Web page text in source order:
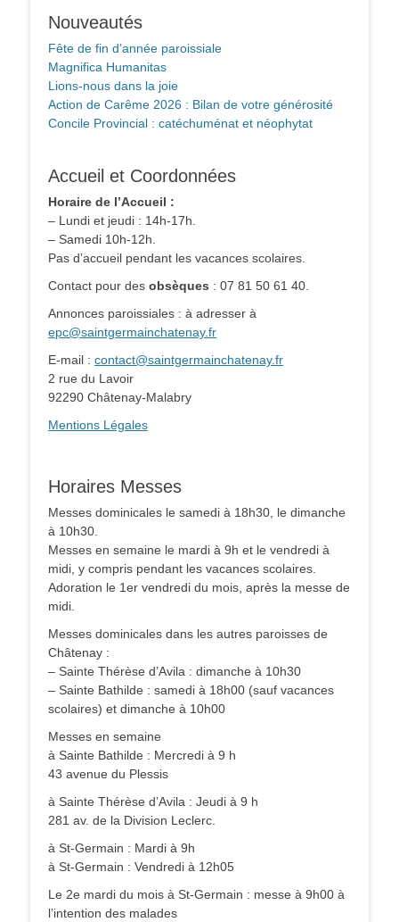
Nouveautés
Fête de fin d’année paroissiale
Magnifica Humanitas
Lions-nous dans la joie
Action de Carême 2026 : Bilan de votre générosité
Concile Provincial : catéchuménat et néophytat
Accueil et Coordonnées
Horaire de l’Accueil :
– Lundi et jeudi : 14h-17h.
– Samedi 10h-12h.
Pas d’accueil pendant les vacances scolaires.
Contact pour des obsèques : 07 81 50 61 40.
Annonces paroissiales : à adresser à
epc@saintgermainchatenay.fr
E-mail : contact@saintgermainchatenay.fr
2 rue du Lavoir
92290 Châtenay-Malabry
Mentions Légales
Horaires Messes
Messes dominicales le samedi à 18h30, le dimanche
à 10h30.
Messes en semaine le mardi à 9h et le vendredi à
midi, y compris pendant les vacances scolaires.
Adoration le 1er vendredi du mois, après la messe de
midi.
Messes dominicales dans les autres paroisses de
Châtenay :
– Sainte Thérèse d’Avila : dimanche à 10h30
– Sainte Bathilde : samedi à 18h00 (sauf vacances
scolaires) et dimanche à 10h00
Messes en semaine
à Sainte Bathilde : Mercredi à 9 h
43 avenue du Plessis
à Sainte Thérèse d’Avila : Jeudi à 9 h
281 av. de la Division Leclerc.
à St-Germain : Mardi à 9h
à St-Germain : Vendredi à 12h05
Le 2e mardi du mois à St-Germain : messe à 9h00 à
l’intention des malades